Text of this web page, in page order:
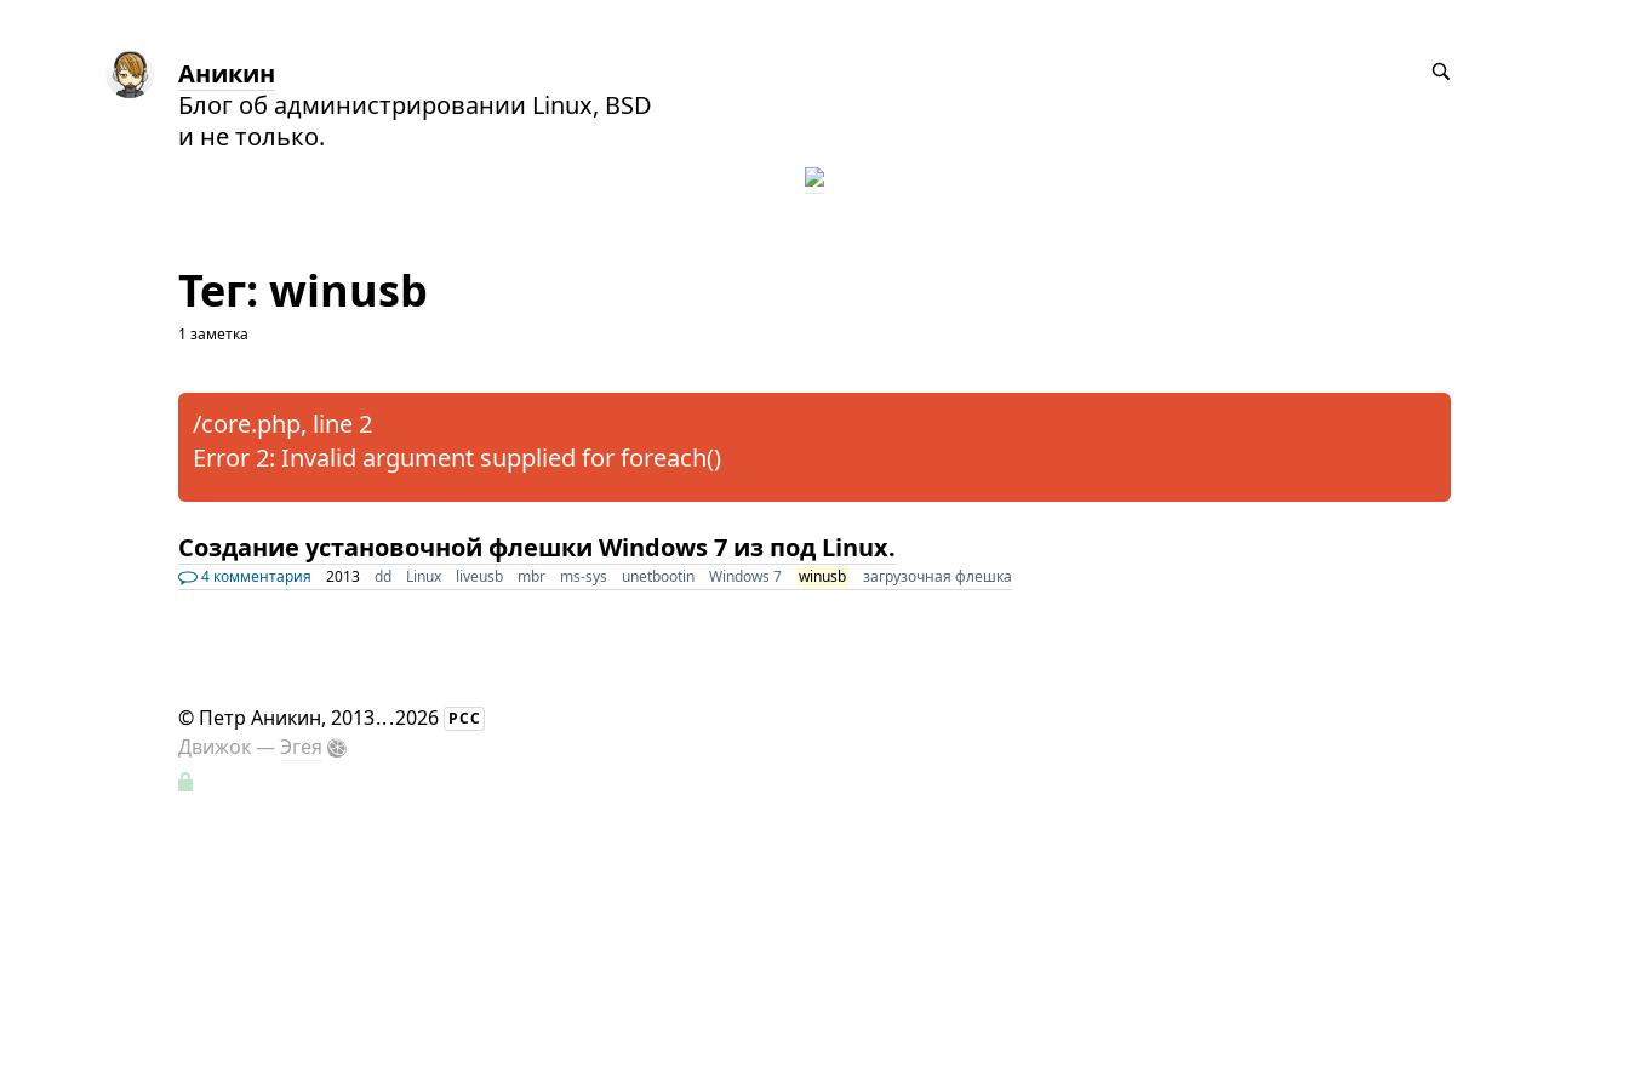
Аникин
Блог об администрировании Linux, BSD
и не только.
Тег: winusb
1 заметка
/core.php, line 2
Error 2: Invalid argument supplied for foreach()
Создание установочной флешки Windows 7 из под Linux.
4 комментария 2013 dd Linux liveusb mbr ms-sys unetbootin Windows 7 winusb загрузочная флешка
© Петр Аникин, 2013...2026 РСС
Движок —Эгея